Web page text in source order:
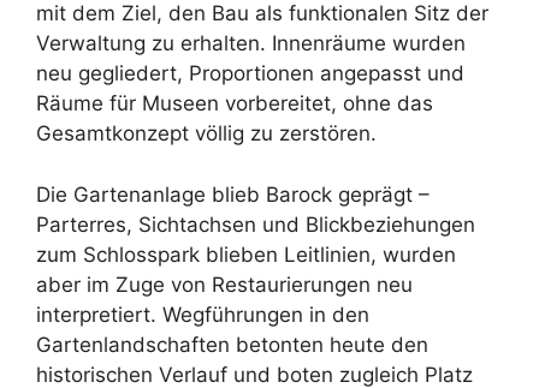
mit dem Ziel, den Bau als funktionalen Sitz der
Verwaltung zu erhalten. Innenräume wurden
neu gegliedert, Proportionen angepasst und
Räume für Museen vorbereitet, ohne das
Gesamtkonzept völlig zu zerstören.
Die Gartenanlage blieb Barock geprägt –
Parterres, Sichtachsen und Blickbeziehungen
zum Schlosspark blieben Leitlinien, wurden
aber im Zuge von Restaurierungen neu
interpretiert. Wegführungen in den
Gartenlandschaften betonten heute den
historischen Verlauf und boten zugleich Platz